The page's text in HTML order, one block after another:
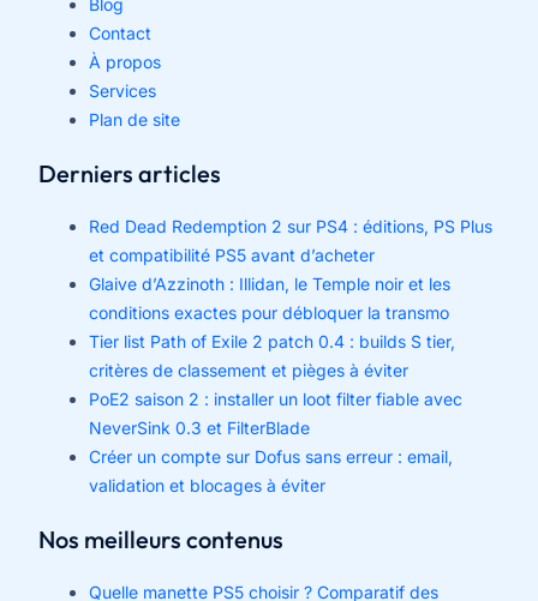
Blog
Contact
À propos
Services
Plan de site
Derniers articles
Red Dead Redemption 2 sur PS4 : éditions, PS Plus
et compatibilité PS5 avant d’acheter
Glaive d’Azzinoth : Illidan, le Temple noir et les
conditions exactes pour débloquer la transmo
Tier list Path of Exile 2 patch 0.4 : builds S tier,
critères de classement et pièges à éviter
PoE2 saison 2 : installer un loot filter fiable avec
NeverSink 0.3 et FilterBlade
Créer un compte sur Dofus sans erreur : email,
validation et blocages à éviter
Nos meilleurs contenus
Quelle manette PS5 choisir ? Comparatif des